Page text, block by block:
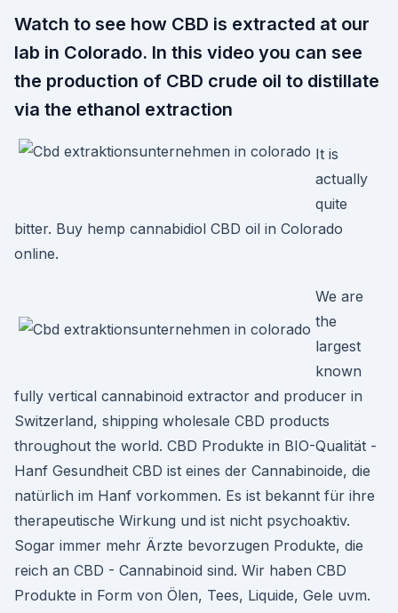
Watch to see how CBD is extracted at our
lab in Colorado. In this video you can see
the production of CBD crude oil to distillate
via the ethanol extraction
It is
actually
quite
bitter. Buy hemp cannabidiol CBD oil in Colorado
online.
We are
the
largest
known
fully vertical cannabinoid extractor and producer in
Switzerland, shipping wholesale CBD products
throughout the world. CBD Produkte in BIO-Qualität -
Hanf Gesundheit CBD ist eines der Cannabinoide, die
natürlich im Hanf vorkommen. Es ist bekannt für ihre
therapeutische Wirkung und ist nicht psychoaktiv.
Sogar immer mehr Ärzte bevorzugen Produkte, die
reich an CBD - Cannabinoid sind. Wir haben CBD
Produkte in Form von Ölen, Tees, Liquide, Gele uvm.